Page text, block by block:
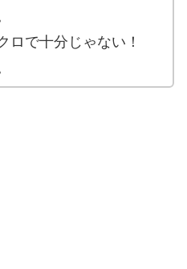
ロで十分じゃない！